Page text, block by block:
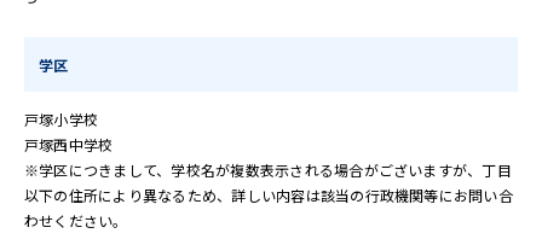
学区
戸塚小学校
戸塚西中学校
※学区につきまして、学校名が複数表示される場合がございますが、丁目
以下の住所により異なるため、詳しい内容は該当の行政機関等にお問い合
わせください。